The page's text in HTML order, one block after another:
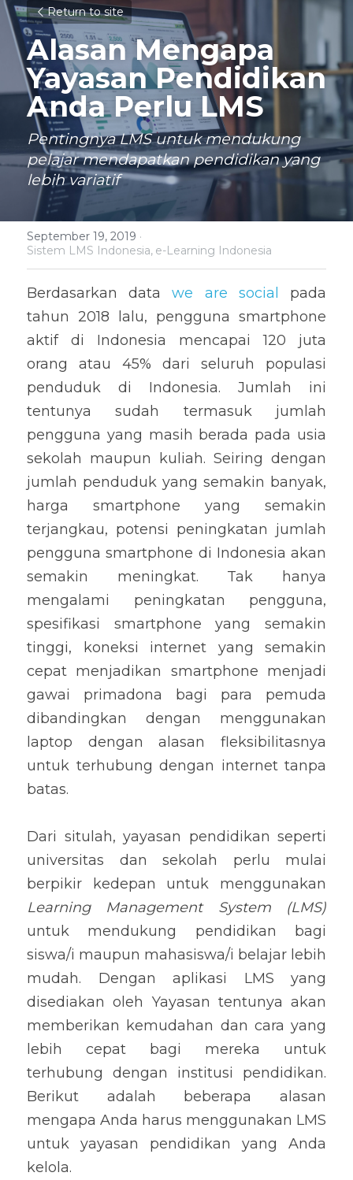
Return to site
Alasan Mengapa
Yayasan Pendidikan
Anda Perlu LMS
Pentingnya LMS untuk mendukung
pelajar mendapatkan pendidikan yang
lebih variatif
September 19, 2019 ·
Sistem LMS Indonesia, e-Learning Indonesia
Berdasarkan data we are social
pada
tahun 2018 lalu, pengguna smartphone
aktif di Indonesia mencapai 120 juta
orang atau 45% dari seluruh populasi
penduduk di Indonesia. Jumlah ini
tentunya sudah termasuk jumlah
pengguna yang masih berada pada usia
sekolah maupun kuliah. Seiring dengan
jumlah penduduk yang semakin banyak,
harga smartphone yang semakin
terjangkau, potensi peningkatan jumlah
pengguna smartphone di Indonesia akan
semakin meningkat. Tak hanya
mengalami peningkatan pengguna,
spesifikasi smartphone yang semakin
tinggi, koneksi internet yang semakin
cepat menjadikan smartphone menjadi
gawai primadona bagi para pemuda
dibandingkan dengan menggunakan
laptop dengan alasan fleksibilitasnya
untuk terhubung dengan internet tanpa
batas.
Dari situlah, yayasan pendidikan seperti
universitas dan sekolah perlu mulai
Learning Management System (LMS)
untuk mendukung pendidikan bagi
siswa/i maupun mahasiswa/i belajar lebih
mudah. Dengan aplikasi LMS yang
disediakan oleh Yayasan tentunya akan
memberikan kemudahan dan cara yang
lebih cepat bagi mereka untuk
terhubung dengan institusi pendidikan.
Berikut adalah beberapa alasan
mengapa Anda harus menggunakan LMS
untuk yayasan pendidikan yang Anda
kelola.